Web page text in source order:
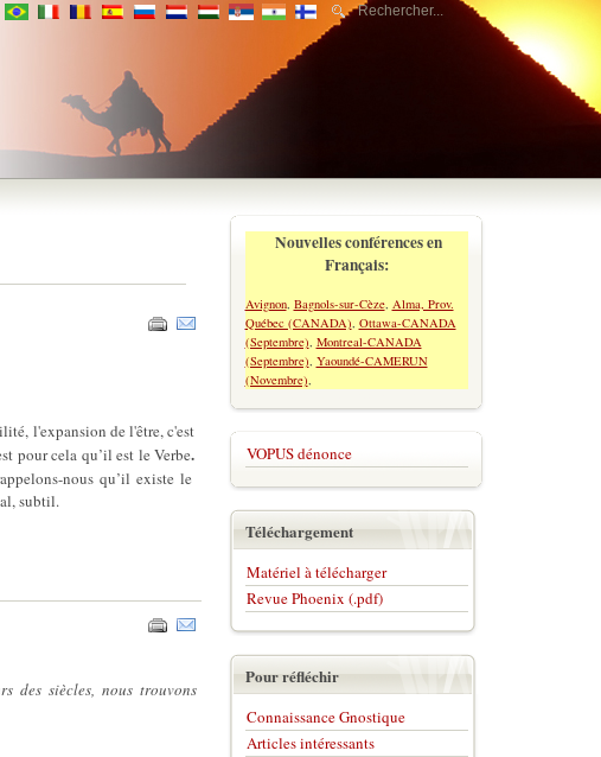
l'expansion de l'être, c'est
pour cela qu’il est le Verbe.
nous qu’il existe le
subtil.
des siècles, nous trouvons
Nouvelles conférences en
Français:
Avignon, Bagnols-sur-Cèze, Alma, Prov.
Québec (CANADA), Ottawa-CANADA
(Septembre), Montreal-CANADA
(Septembre), Yaoundé-CAMERUN
(Novembre),
VOPUS dénonce
Téléchargement
Matériel à télécharger
Revue Phoenix (.pdf)
Pour réfléchir
Connaissance Gnostique
Articles intéressants